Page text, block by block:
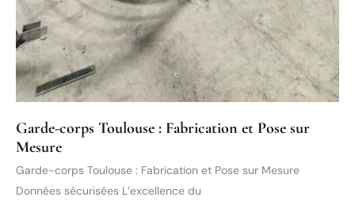
Garde-corps Toulouse : Fabrication et Pose sur
Mesure
Garde-corps Toulouse : Fabrication et Pose sur Mesure
Données sécurisées L’excellence du